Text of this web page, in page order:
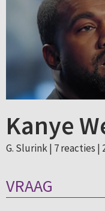
Kanye
G. Slurink | 7 reacties |
VRAAG